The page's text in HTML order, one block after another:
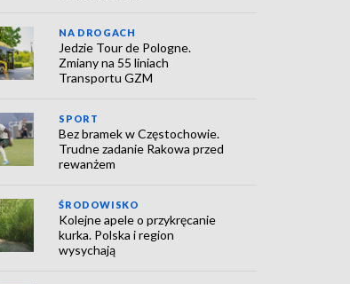
NA DROGACH
Jedzie Tour de Pologne.
Zmiany na 55 liniach
Transportu GZM
SPORT
Bez bramek w Częstochowie.
Trudne zadanie Rakowa przed
rewanżem
ŚRODOWISKO
Kolejne apele o przykręcanie
kurka. Polska i region
wysychają